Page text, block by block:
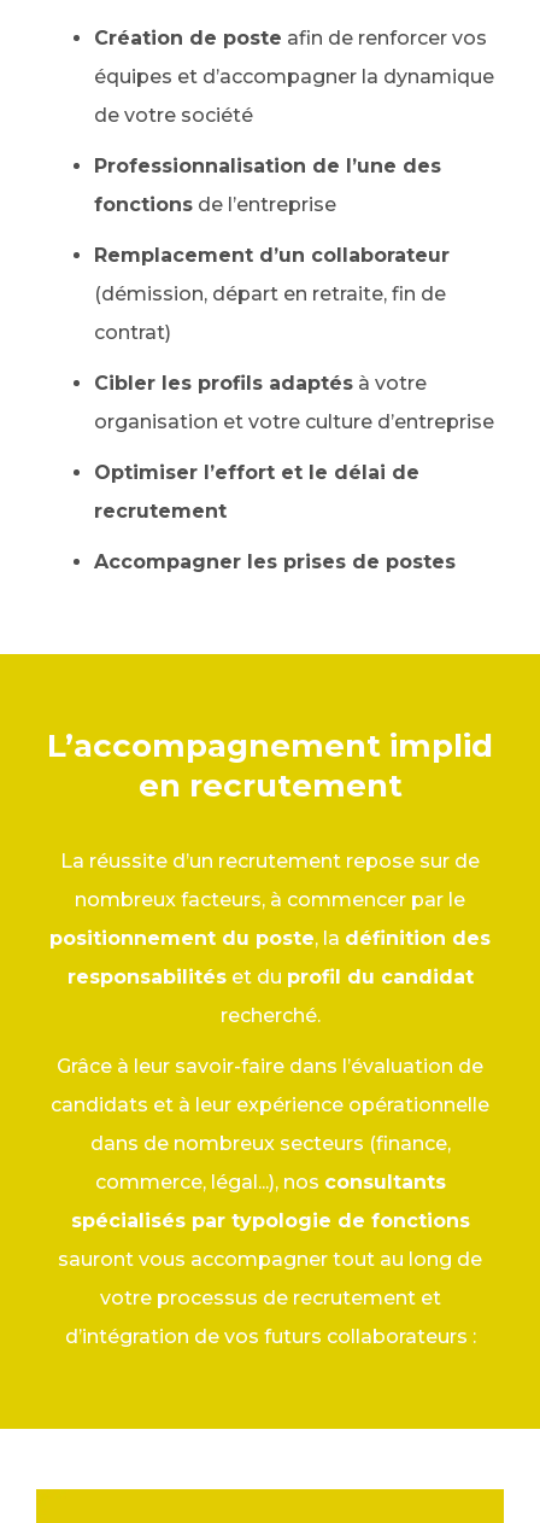
Création de poste afin de renforcer vos
équipes et d’accompagner la dynamique
de votre société
Professionnalisation de l’une des
fonctions de l’entreprise
Remplacement d’un collaborateur
(démission, départ en retraite, fin de
contrat)
Cibler les profils adaptés à votre
organisation et votre culture d’entreprise
Optimiser l’effort et le délai de
recrutement
Accompagner les prises de postes
L’accompagnement implid
en recrutement
La réussite d’un recrutement repose sur de
nombreux facteurs, à commencer par le
positionnement du poste, la définition des
responsabilitéset du profil du candidat
recherché.
Grâce à leur savoir-faire dans l’évaluation de
candidats et à leur expérience opérationnelle
dans de nombreux secteurs (finance,
commerce, légal...), nos consultants
spécialisés par typologie de fonctions
sauront vous accompagner tout au long de
votre processus de recrutement et
d’intégration de vos futurs collaborateurs :